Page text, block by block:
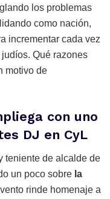
los problemas
como nación,
incrementar cada vez
Qué razones
motivo de
con uno
DJ en CyL
teniente de alcalde de
un poco sobre la
rinde homenaje a